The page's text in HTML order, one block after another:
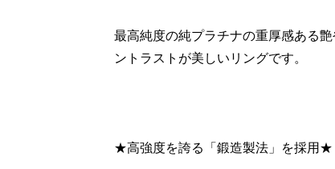
最高純度の純プラチナの重厚感ある
ントラストが美しいリングです。
★高強度を誇る「鍛造製法」を採用★